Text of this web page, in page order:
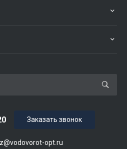
opt.ru
Заказать звонок